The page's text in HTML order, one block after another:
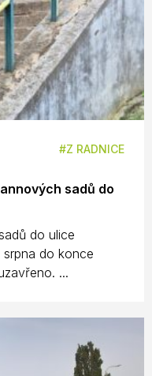
Z RADNICE
sadů do
do ulice
do konce
...